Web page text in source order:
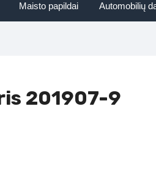
Maisto papildai Automobilių
201907-9